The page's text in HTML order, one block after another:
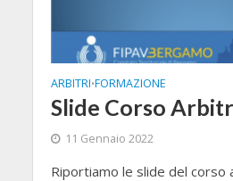
ARBITRI•FORMAZIONE
Slide Corso
11 Gennaio 2022
Riportiamo le slide del corso